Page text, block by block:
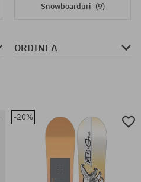
Snowboarduri (9)
ORDINEA
-20%